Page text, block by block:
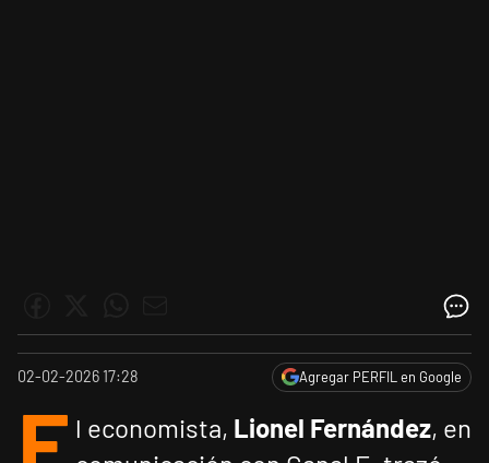
02-02-2026 17:28 Agregar PERFIL en Google
l economista, Lionel Fernández, en